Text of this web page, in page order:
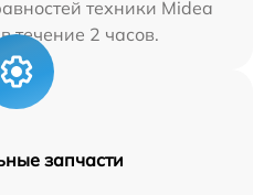
техники Midea
течение 2 часов.
запчасти